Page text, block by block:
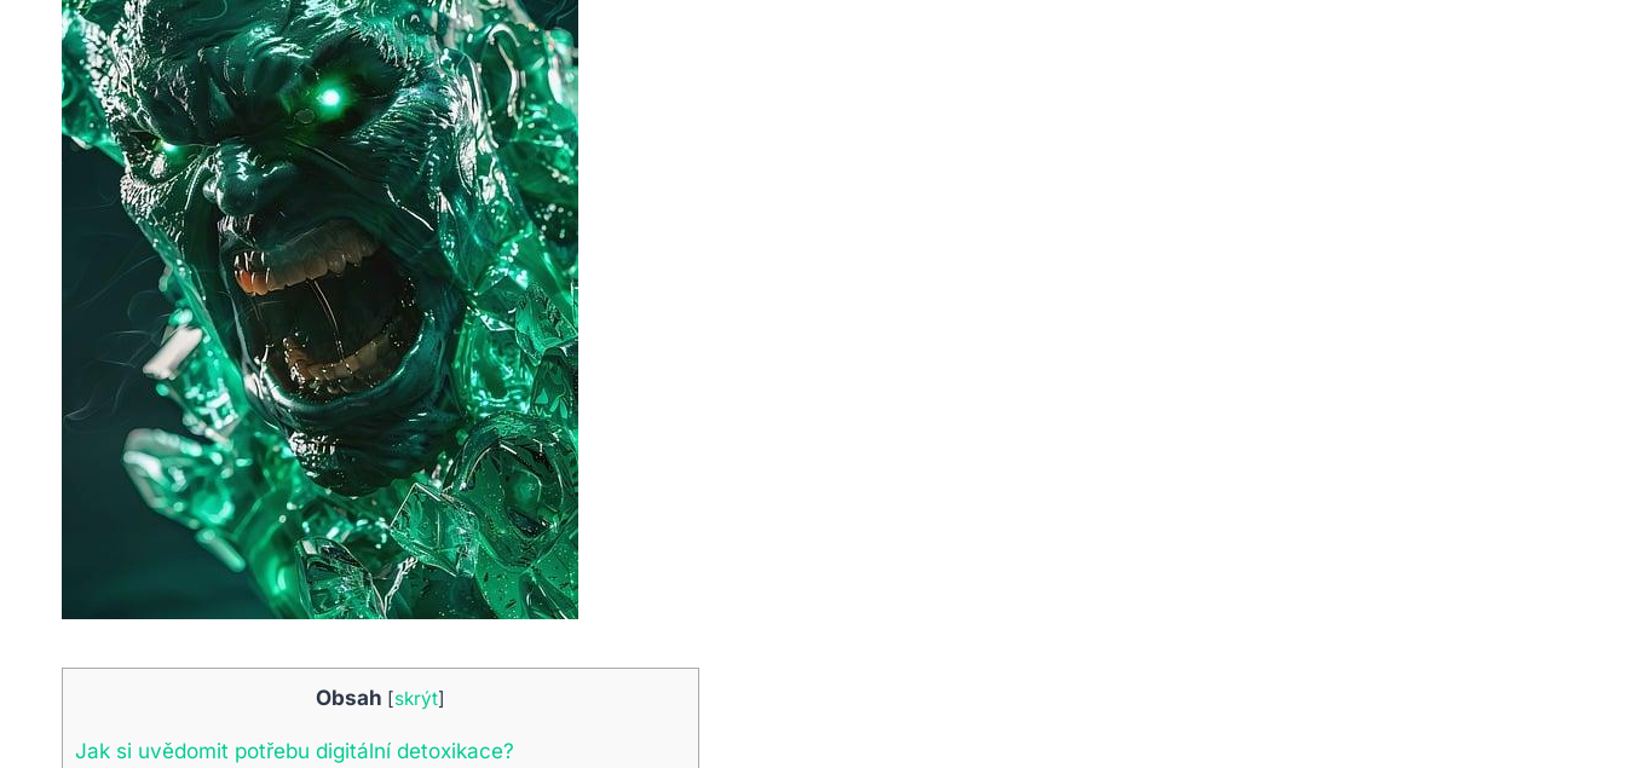
Obsah [skrýt]
Jak si uvědomit potřebu digitální detoxikace?